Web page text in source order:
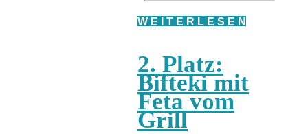
W E I T E R L E S E N
2. Platz:
Bifteki mit
Feta vom
Grill